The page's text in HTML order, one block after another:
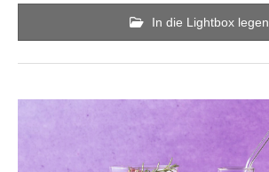
In die Lightbox legen